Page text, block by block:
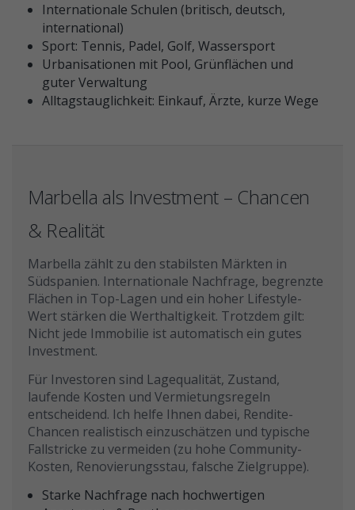
Internationale Schulen (britisch, deutsch,
international)
Sport: Tennis, Padel, Golf, Wassersport
Urbanisationen mit Pool, Grünflächen und
guter Verwaltung
Alltagstauglichkeit: Einkauf, Ärzte, kurze Wege
Marbella als Investment – Chancen
& Realität
Marbella zählt zu den stabilsten Märkten in
Südspanien. Internationale Nachfrage, begrenzte
Flächen in Top-Lagen und ein hoher Lifestyle-
Wert stärken die Werthaltigkeit. Trotzdem gilt:
Nicht jede Immobilie ist automatisch ein gutes
Investment.
Für Investoren sind Lagequalität, Zustand,
laufende Kosten und Vermietungsregeln
entscheidend. Ich helfe Ihnen dabei, Rendite-
Chancen realistisch einzuschätzen und typische
Fallstricke zu vermeiden (zu hohe Community-
Kosten, Renovierungsstau, falsche Zielgruppe).
Starke Nachfrage nach hochwertigen